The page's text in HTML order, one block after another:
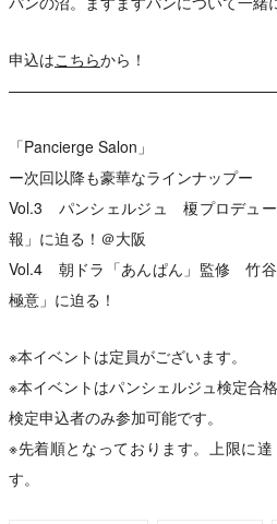
申込はこちらから！
「Pancierge Salon」
ー次回以降も豪華なラインナップー
Vol.3 パンシェルジュ 榎プロデュ
報」に迫る！＠大阪
Vol.4 朝ドラ「あんぱん」監修 竹
極意」に迫る！
※本イベントは定員がございます。
※本イベントはパンシェルジュ検定合
検定申込者のみ参加可能です。
※先着順となっております。上限に
す。